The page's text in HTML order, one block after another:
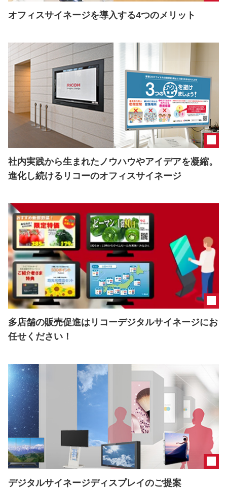
オフィスサイネージを導入する4つのメリット
社内実践から生まれたノウハウやアイデアを凝縮。
進化し続けるリコーのオフィスサイネージ
多店舗の販売促進はリコーデジタルサイネージにお
任せください！
デジタルサイネージディスプレイのご提案